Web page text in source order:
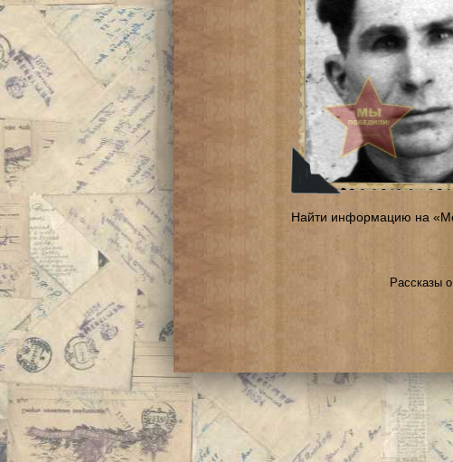
Найти информацию на
Рассказы